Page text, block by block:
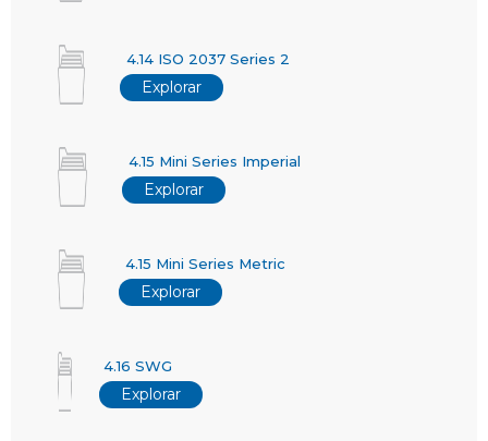
4.14 ISO 2037 Series 2
Explorar
4.15 Mini Series Imperial
Explorar
4.15 Mini Series Metric
Explorar
4.16 SWG
Explorar